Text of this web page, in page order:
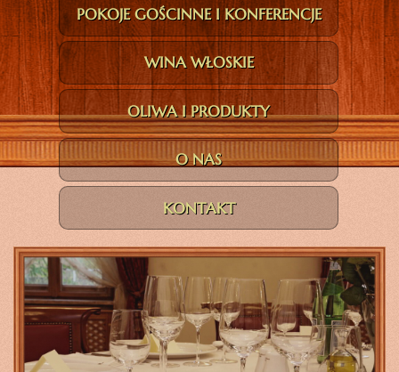
POKOJE GOŚCINNE I KONFERENCJE
WINA WŁOSKIE
OLIWA I PRODUKTY
O NAS
KONTAKT